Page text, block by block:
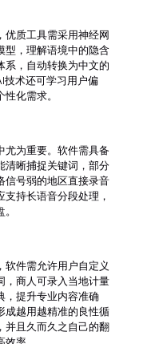
优质工具需采用神经网
型，理解语境中的隐含
系，自动转换为中文的
技术还可学习用户偏
化需求。
尤为重要。软件需具备
清晰捕捉关键词，部分
信号弱的地区直接录音
持长语音分段处理，
软件需允许用户自定义
，商人可录入当地计量
，提升专业内容准确
成越用越精准的良性循
并且久而久之自己的翻